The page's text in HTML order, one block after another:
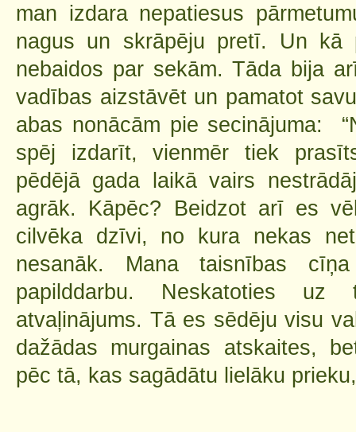
man izdara nepatiesus
nagus un skrāpēju pretī. Un kā
nebaidos par sekām. Tāda bija
vadības aizstāvēt un pamatot
abas nonācām pie secinājuma:
spēj izdarīt, vienmēr tiek
pēdējā gada laikā vairs
agrāk. Kāpēc? Beidzot arī es
cilvēka dzīvi, no kura nekas
nesanāk. Mana taisnības
papilddarbu. Neskatoties
atvaļinājums. Tā es sēdēju visu
dažādas murgainas atskaites,
pēc tā, kas sagādātu lielāku